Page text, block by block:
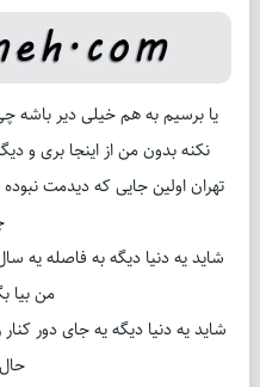
یا برسیم به هم خیلی دیر باشه
نکنه بدون من از اینجا بری و
تهران اولین جایی که دیدمت
شاید یه دنیا دیگه به فاصله یه
من بیا
شاید یه دنیا دیگه یه جای دور